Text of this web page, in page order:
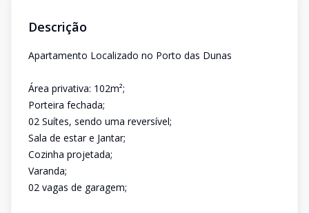
Descrição
Apartamento Localizado no Porto das Dunas
Área privativa: 102m²;
Porteira fechada;
02 Suítes, sendo uma reversível;
Sala de estar e Jantar;
Cozinha projetada;
Varanda;
02 vagas de garagem;